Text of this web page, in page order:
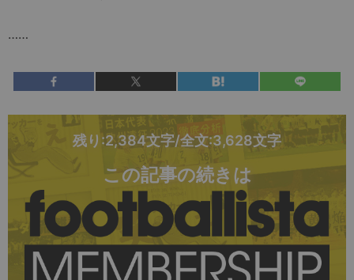
……
残り:2,384文字/全文:3,628文字
この記事の続きは